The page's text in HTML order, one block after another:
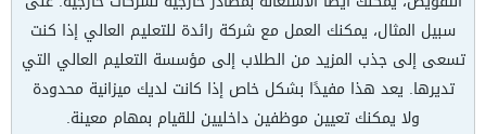
سبيل المثال، يمكنك العمل مع شركة رائدة للتعليم العالي إذا كنت
تسعى إلى جذب المزيد من الطلاب إلى مؤسسة التعليم العالي التي
تديرها. يعد هذا مفيدًا بشكل خاص إذا كانت لديك ميزانية محدودة
ولا يمكنك تعيين موظفين داخليين للقيام بمهام معينة.